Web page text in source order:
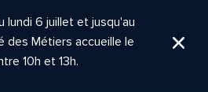
lundi 6 juillet et jusqu'au
des Métiers accueille le
10h et 13h.